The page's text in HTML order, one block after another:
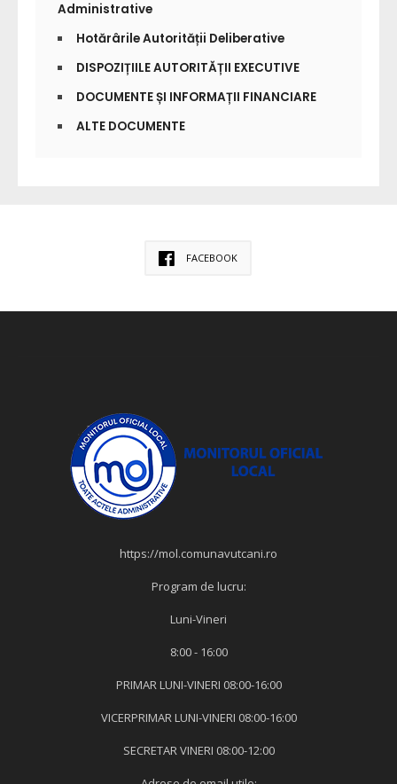
Administrative
Hotărârile Autorității Deliberative
DISPOZIȚIILE AUTORITĂȚII EXECUTIVE
DOCUMENTE ȘI INFORMAȚII FINANCIARE
ALTE DOCUMENTE
FACEBOOK
https://mol.comunavutcani.ro
Program de lucru:
Luni-Vineri
8:00 - 16:00
PRIMAR LUNI-VINERI 08:00-16:00
VICERPRIMAR LUNI-VINERI 08:00-16:00
SECRETAR VINERI 08:00-12:00